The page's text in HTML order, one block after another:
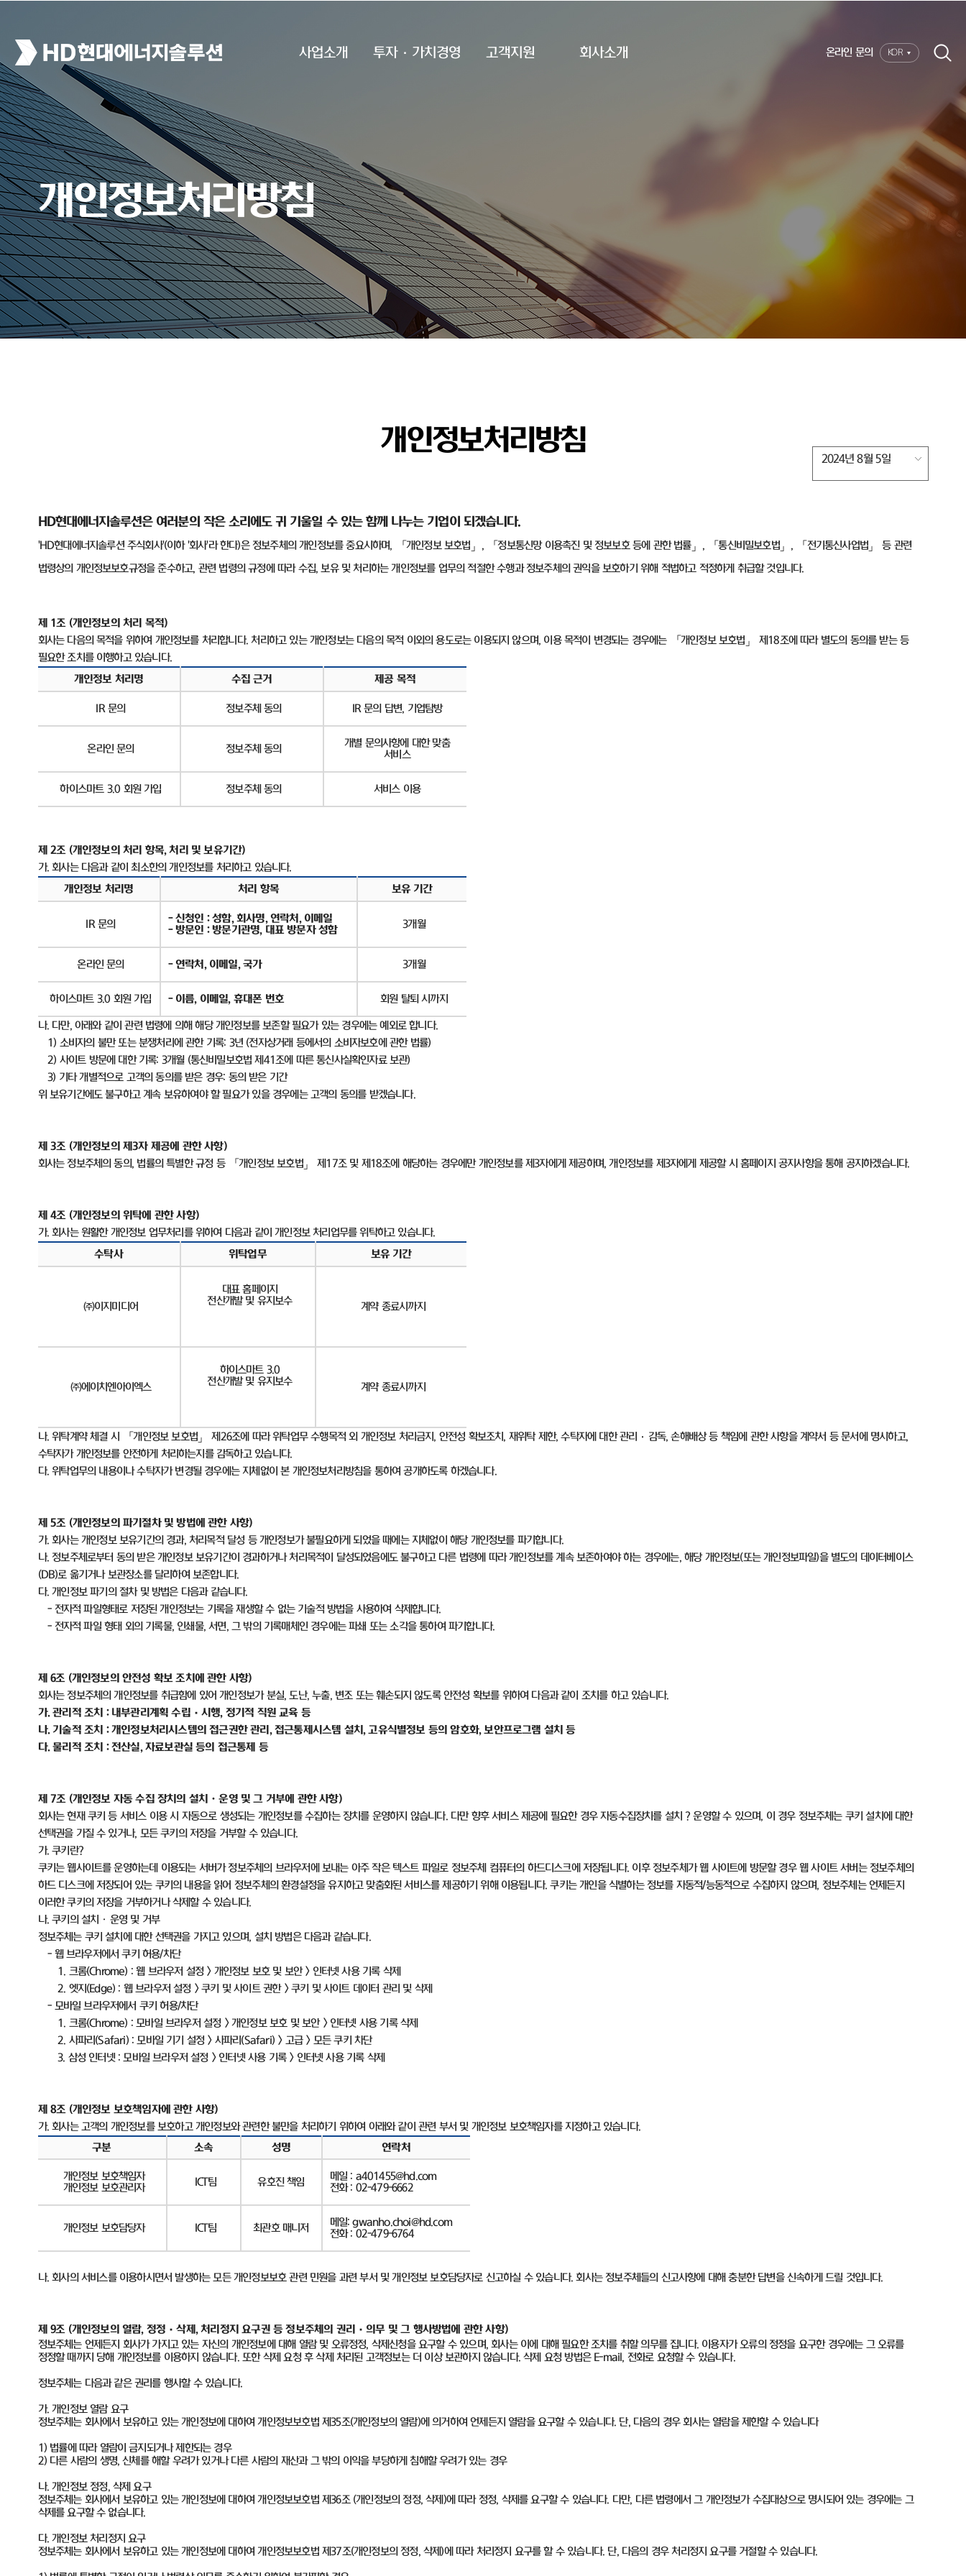
사업소개 투자·가치경영 고객지원 회사소개 온라인 문의 KOR
개인정보처리방침
개인정보처리방침
2024년 8월 5일
HD현대에너지솔루션은 여러분의 작은 소리에도 귀 기울일 수 있는 함께 나누는 기업이 되겠습니다.
'HD현대에너지솔루션 주식회사'(이하'회사'라 한다)은 정보주체의 개인정보를 중요시하며, 「개인정보 보호법」 , 「정보통신망 이용촉진 및 정보보호 등에 관한 법률」 , 「통신비밀보호법」 ,
「전기통신사업법」 등 관련
법령상의 개인정보보호규정을 준수하고, 관련 법령의 규정에 따라 수집, 보유 및 처리하는 개인정보를 업무의 적절한 수행과 정보주체의 권익을 보호하기 위해 적법하고 적정하게 취급할 것입니다.
제 1 조 (개인정보의 처리 목적)
회사는 다음의 목적을 위하여 개인정보를 처리합니다.처리하고 있는 개인정보는 다음의 목적 이외의 용도로는 이용되지 않으며, 이용 목적이 변경되는 경우에는 「개인정보 보호법」 제 18조에 따라 별도의 동의를 받는 등
필요한 조치를 이행하고 있습니다.
개인정보 처리명
수집 근거 제공 목적
IR문의 정보주체 동의 IR문의 답변, 기업탐방
온라인 문의 정보주체 동의
개별 문의사항에 대한 맞춤
서비스
하이스마트 3.0 회원 가입 정보주체 동의 서비스 이용
제 2조 (개인정보의 처리 항목,처리 및 보유기간)
가.회사는 다음과 같이 최소한의 개인정보를 처리하고 있습니다.
개인정보 처리명
처리 항목 보유 기간
IR문의 -신청인 :성함, 회사명, 연락처 , 이메일
-방문인 :방문기관명, 대표 방문자 성함 3개월
온라인 문의 -연락처 , 이메일, 국가 3개월
하이스마트 3.0 회원 가입 - 이름, 이메일, 휴대폰 번호 회원 탈퇴 시까지
나. 다만, 아래와 같이 관련 법령에 의해 해당 개인정보를 보존할 필요가 있는 경우에는 예외로 합니다.
1) 소비자의 불만 또는 분쟁처리에 관한 기록: 3년 (전자상거래 등에서의 소비자보호에 관한 법률)
2) 사이트 방문에 대한 기록: 3개월 (통신비밀보호법 제 41 조에 따른 통신사실확인자료 보관)
3) 기타 개별적으로 고객의 동의를 받은 경우: 동의 받은 기간
위 보유기간에도 불구하고 계속 보유하여야 할 필요가 있을 경우에는 고객의 동의를 받겠습니다.
제 3조 (개인정보의 제3자 제공에 관한 사항)
회사는 정보주체의 동의, 법률의 특별한 규정 등 「개인정보 보호법」 제 17조 및 제 18조에 해당하는 경우에만 개인정보를 제 3자에게 제공하며,개인정보를 제 3자에게 제공할 시 홈페이지 공지사항을 통해 공지하겠습니다.
제 4조 (개인정보의 위탁에 관한 사항)
가.회사는 원활한 개인정보 업무처리를 위하여 다음과 같이 개인정보 처리업무를 위탁하고 있습니다.
수탁사
위탁업무 보유 기간
㈜이지미디어
대표 홈페이지
전산개발 및 유지보수
계약 종료시까지
㈜에이치엔아이엑스
하이스마트 3.0
전산개발 및 유지보수
계약 종료시까지
나.위탁계약 체결 시 「개인정보 보호법」 제 26조에 따라 위탁업무 수행목적 외 개인정보 처리금지 , 안전성 확보조치 , 재위탁 제한,수탁자에 대한 관리 · 감독,손해배상 등 책임에 관한 사항을 계약서 등 문서에 명시하고,
수탁자가 개인정보를 안전하게 처리하는지를 감독하고 있습니다.
다.위탁업무의 내용이나 수탁자가 변경될 경우에는 지체없이 본 개인정보처리방침을 통하여 공개하도록 하겠습니다.
제 5조 (개인정보의 파기절차 및 방법에 관한 사항)
가.회사는 개인정보 보유기간의 경과, 처리목적 달성 등 개인정보가 불필요하게 되었을 때에는 지체없이 해당 개인정보를 파기합니다.
나.정보주체로부터 동의 받은 개인정보 보유기간이 경과하거나 처리목적이 달성되었음에도 불구하고 다른 법령에 따라 개인정보를 계속 보존하여야 하는 경우에는, 해당 개인정보(또는 개인정보파일)을 별도의 데이터베이스
(DB)로 옮기거나 보관장소를 달리하여 보존합니다.
다.개인정보 파기의 절차 및 방법은 다음과 같습니다.
- 전자적 파일형태로 저장된 개인정보는 기록을 재생할 수 없는 기술적 방법을 사용하여 삭제합니다.
- 전자적 파일 형태 외의 기록물, 인쇄물,서면,그 밖의 기록매체인 경우에는 파쇄 또는 소각을 통하여 파기합니다.
제 6조 (개인정보의 안전성 확보 조치에 관한 사항)
회사는 정보주체의 개인정보를 취급함에 있어 개인정보가 분실, 도난,누출, 변조 또는 훼손되지 않도록 안전성 확보를 위하여 다음과 같이 조치를 하고 있습니다.
가.관리적 조치 : 내부관리계획 수립· 시행, 정기적 직원 교육 등
나. 기술적 조치 :개인정보처리시스템의 접근권한 관리 , 접근통제시스템 설치 , 고유식별정보 등의 암호화, 보안프로그램 설치 등
다.물리적 조치 :전산실, 자료보관실 등의 접근통제 등
제 7조 (개인정보 자동 수집 장치의 설치ㆍ운영 및 그 거부에 관한 사항)
회사는 현재 쿠키 등 서비스 이용 시 자동으로 생성되는 개인정보를 수집하는 장치를 운영하지 않습니다. 다만 향후 서비스 제공에 필요한 경우 자동수집장치를 설치 ？운영할 수 있으며, 이 경우 정보주체는 쿠키 설치에 대한
선택권을 가질 수 있거나, 모든 쿠키의 저장을 거부할 수 있습니다.
가.쿠키란?
쿠키는 웹사이트를 운영하는데 이용되는 서버가 정보주체의 브라우저에 보내는 아주 작은 텍스트 파일로 정보주체 컴퓨터의 하드디스크에 저장됩니다. 이후 정보주체가 웹 사이트에 방문할 경우 웹 사이트 서버는 정보주체의
하드 디스크에 저장되어 있는 쿠키의 내용을 읽어 정보주체의 환경설정을 유지하고 맞춤화된 서비스를 제공하기 위해 이용됩니다.쿠키는 개인을 식별하는 정보를 자동적/능동적으로 수집하지 않으며, 정보주체는 언제든지
이러한 쿠키의 저장을 거부하거나 삭제할 수 있습니다.
나.쿠키의 설치ㆍ운영 및 거부
정보주체는 쿠키 설치에 대한 선택권을 가지고 있으며, 설치 방법은 다음과 같습니다.
- 웹 브라우저에서 쿠키 허용/차단
1. 크롬(Chrome) :웹 브라우저 설정> 개인정보 보호 및 보안> 인터넷 사용 기록 삭제
2. 엣지 (Edge) : 웹 브라우저 설정>쿠키 및 사이트 권한>쿠키 및 사이트 데이터 관리 및 삭제
- 모바일 브라우저에서 쿠키 허용/차단
1. 크롬(Chrome) : 모바일 브라우저 설정>개인정보 보호 및 보안> 인터넷 사용 기록 삭제
2. 사파리 (Safari) : 모바일 기기 설정> 사파리 (Safari) > 고급> 모든 쿠키 차단
3. 삼성 인터넷: 모바일 브라우저 설정> 인터넷 사용 기록> 인터넷 사용 기록 삭제
제 8조 (개인정보 보호책임자에 관한 사항)
가.회사는 고객의 개인정보를 보호하고 개인정보와 관련한 불만을 처리하기 위하여 아래와 같이 관련 부서 및 개인정보 보호책임자를 지정하고 있습니다.
구분
소속 성명 연락처
개인정보 보호책임자
개인정보 보호관리자
ICT팀 유호진 책임 메일 : a401455@hd.com
전화: 02-479-6662
개인정보 보호담당자 ICT팀 최관호 매니저 메일:gwanho.choi@hd.com
전화: 02-479-6764
나.회사의 서비스를 이용하시면서 발생하는 모든 개인정보보호 관련 민원을 과련 부서 및 개인정보 보호담당자로 신고하실 수 있습니다.회사는 정보주체들의 신고사항에 대해 충분한 답변을 신속하게 드릴 것입니다.
제 9조 (개인정보의 열람, 정정 ·삭제, 처리정지 요구권 등 정보주체의 권리·의무 및 그 행사방법에 관한 사항)
정보주체는 언제든지 회사가 가지고 있는 자신의 개인정보에 대해 열람 및 오류정정, 삭제신청을 요구할 수 있으며, 회사는 이에 대해 필요한 조치를 취할 의무를 집니다. 이용자가 오류의 정정을 요구한 경우에는 그 오류를
정정할 때까지 당해 개인정보를 이용하지 않습니다. 또한 삭제 요청 후 삭제 처리된 고객정보는 더 이상 보관하지 않습니다. 삭제 요청 방법은 E-mail, 전화로 요청할 수 있습니다.
정보주체는 다음과 같은 권리를 행사할 수 있습니다.
가. 개인정보 열람 요구
정보주체는 회사에서 보유하고 있는 개인정보에 대하여 개인정보보호법 제35조(개인정보의 열람)에 의거하여 언제든지 열람을 요구할 수 있습니다. 단, 다음의 경우 회사는 열람을 제한할 수 있습니다
1) 법률에 따라 열람이 금지되거나 제한되는 경우
2) 다른 사람의 생명, 신체를 해할 우려가 있거나 다른 사람의 재산과 그 밖의 이익을 부당하게 침해할 우려가 있는 경우
나. 개인정보 정정, 삭제 요구
정보주체는 회사에서 보유하고 있는 개인정보에 대하여 개인정보보호법 제36조 (개인정보의 정정, 삭제)에 따라 정정, 삭제를 요구할 수 있습니다. 다만, 다른 법령에서 그 개인정보가 수집대상으로 명시되어 있는 경우에는 그
삭제를 요구할 수 없습니다.
다. 개인정보 처리정지 요구
정보주체는 회사에서 보유하고 있는 개인정보에 대하여 개인정보보호법 제37조(개인정보의 정정, 삭제)에 따라 처리정지 요구를 할 수 있습니다. 단, 다음의 경우 처리정지 요구를 거절할 수 있습니다.